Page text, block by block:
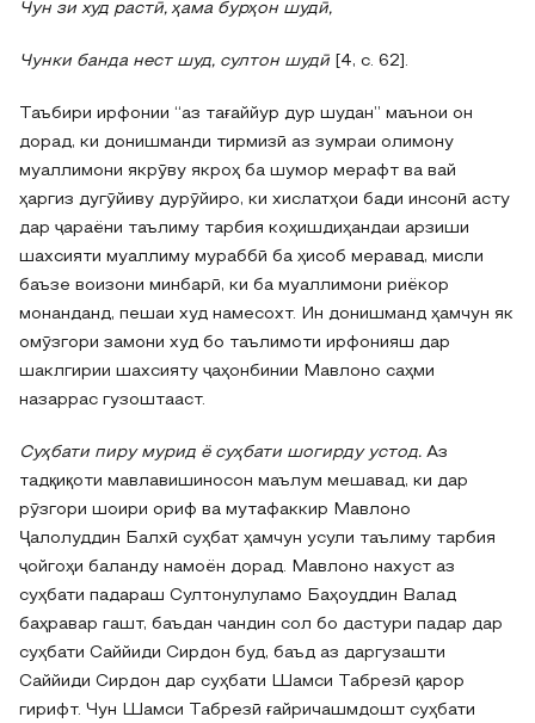
Чун зи худ растӣ, ҳама бурҳон шудӣ,
Чунки банда нест шуд, султон шудӣ [4, с. 62].
Таъбири ирфонии “аз тағаййур дур шудан” маънои он
дорад, ки донишманди тирмизӣ аз зумраи олимону
муаллимони якрӯву якроҳ ба шумор мерафт ва вай
ҳаргиз дугӯйиву дурӯйиро, ки хислатҳои бади инсонӣ асту
дар ҷараёни таълиму тарбия коҳишдиҳандаи арзиши
шахсияти муаллиму мураббӣ ба ҳисоб меравад, мисли
баъзе воизони минбарӣ, ки ба муаллимони риёкор
монанданд, пешаи худ намесохт. Ин донишманд ҳамчун як
омӯзгори замони худ бо таълимоти ирфонияш дар
шаклгирии шахсияту ҷаҳонбинии Мавлоно саҳми
назаррас гузоштааст.
Суҳбати пиру мурид ё суҳбати шогирду устод. Аз
тадқиқоти мавлавишиносон маълум мешавад, ки дар
рӯзгори шоири ориф ва мутафаккир Мавлоно
Ҷалолуддин Балхӣ суҳбат ҳамчун усули таълиму тарбия
ҷойгоҳи баланду намоён дорад. Мавлоно нахуст аз
суҳбати падараш Султонулуламо Баҳоуддин Валад
баҳравар гашт, баъдан чандин сол бо дастури падар дар
суҳбати Саййиди Сирдон буд, баъд аз даргузашти
Саййиди Сирдон дар суҳбати Шамси Табрезӣ қарор
гирифт. Чун Шамси Табрезӣ ғайричашмдошт суҳбати